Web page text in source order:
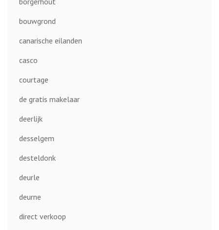
bouwgrond
canarische eilanden
casco
courtage
de gratis makelaar
deerlijk
desselgem
desteldonk
deurle
deurne
direct verkoop